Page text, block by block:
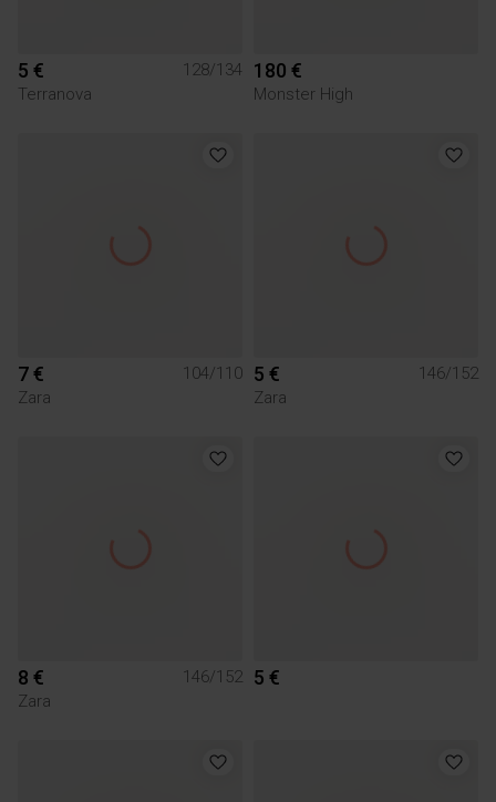
5 €
128/134
Terranova
180 €
Monster High
7 €
104/110
Zara
5 €
146/152
Zara
8 €
146/152
Zara
5 €